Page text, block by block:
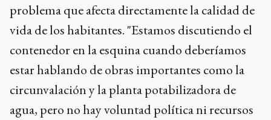
problema que afecta directamente la calidad de
vida de los habitantes. "Estamos discutiendo el
contenedor en la esquina cuando deberíamos
estar hablando de obras importantes como la
circunvalación y la planta potabilizadora de
agua, pero no hay voluntad política ni recursos